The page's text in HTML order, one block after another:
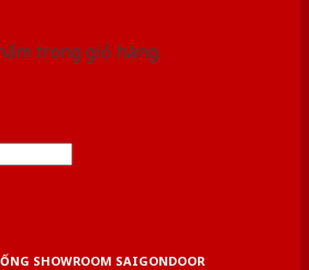
trong giỏ hàng.
SHOWROOM SAIGONDOOR